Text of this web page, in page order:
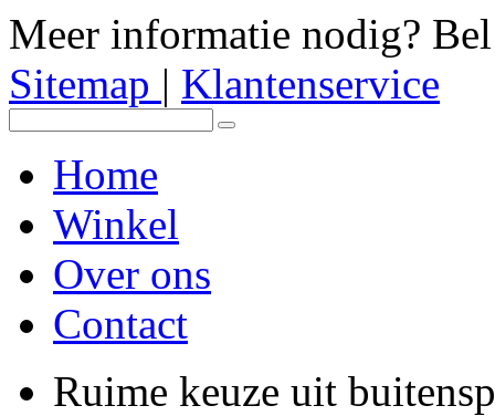
Meer informatie nodig?
Sitemap | Klantenservice
Home
Winkel
Over ons
Contact
Ruime keuze uit